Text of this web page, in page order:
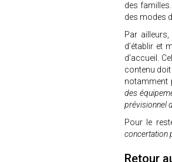
des
des modes
Par
d’établir et
d'accueil.
contenu doit
notamment
des
prévisionnel
Pour le
concertation
Retour